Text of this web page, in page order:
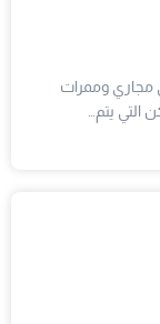
مجاري وممرات
التي يتم…